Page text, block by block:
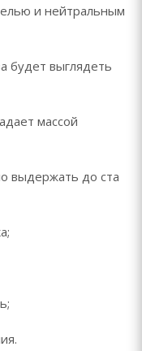
и нейтральным
будет выглядеть
массой
выдержать до ста